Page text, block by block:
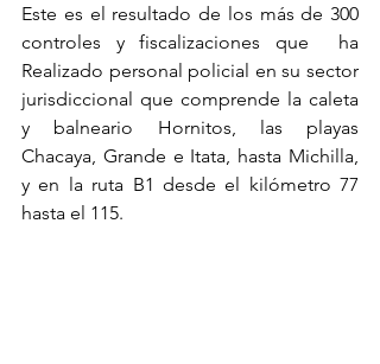
Este es el resultado de los más de 300
controles y fiscalizaciones que  ha
Realizado personal policial en su sector
jurisdiccional que comprende la caleta
y balneario Hornitos, las playas
Chacaya, Grande e Itata, hasta Michilla,
y en la ruta B1 desde el kilómetro 77
hasta el 115.